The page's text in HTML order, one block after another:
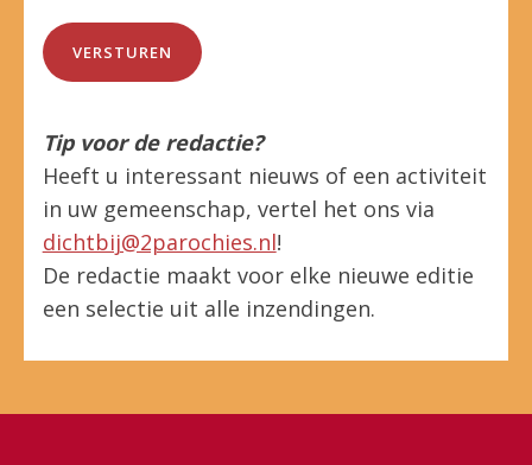
Tip voor de redactie?
Heeft u interessant nieuws of een activiteit
in uw gemeenschap, vertel het ons via
dichtbij@2parochies.nl!
De redactie maakt voor elke nieuwe editie
een selectie uit alle inzendingen.